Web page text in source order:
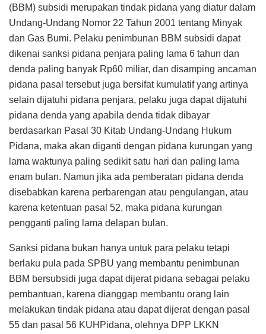
(BBM) subsidi merupakan tindak pidana yang diatur dalam
Undang-Undang Nomor 22 Tahun 2001 tentang Minyak
dan Gas Bumi. Pelaku penimbunan BBM subsidi dapat
dikenai sanksi pidana penjara paling lama 6 tahun dan
denda paling banyak Rp60 miliar, dan disamping ancaman
pidana pasal tersebut juga bersifat kumulatif yang artinya
selain dijatuhi pidana penjara, pelaku juga dapat dijatuhi
pidana denda yang apabila denda tidak dibayar
berdasarkan Pasal 30 Kitab Undang-Undang Hukum
Pidana, maka akan diganti dengan pidana kurungan yang
lama waktunya paling sedikit satu hari dan paling lama
enam bulan. Namun jika ada pemberatan pidana denda
disebabkan karena perbarengan atau pengulangan, atau
karena ketentuan pasal 52, maka pidana kurungan
pengganti paling lama delapan bulan.
Sanksi pidana bukan hanya untuk para pelaku tetapi
berlaku pula pada SPBU yang membantu penimbunan
BBM bersubsidi juga dapat dijerat pidana sebagai pelaku
pembantuan, karena dianggap membantu orang lain
melakukan tindak pidana atau dapat dijerat dengan pasal
55 dan pasal 56 KUHPidana, olehnya DPP LKKN